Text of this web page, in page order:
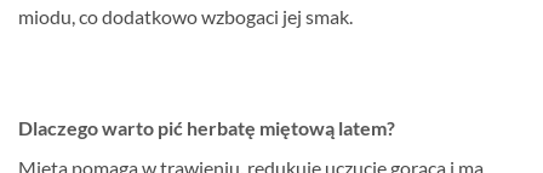
miodu, co dodatkowo wzbogaci jej smak.
Dlaczego warto pić herbatę miętową latem?
Mięta pomaga w trawieniu, redukuje uczucie gorąca i ma